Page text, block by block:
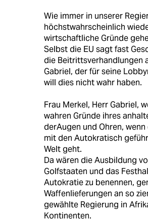
Wie immer in unserer
höchstwahrscheinlich
wirtschaftliche Gründe
Selbst die EU sagt fast
die Beitrittsverhandlungen
Gabriel, der für seine
will dies nicht wahr haben.
Frau Merkel, Herr Gabriel,
wahren Gründe ihres
derAugen und Ohren,
mit den Autokratisch
Welt geht.
Da wären die Ausbildung
Golfstaaten und das
Autokratie zu benennen,
Waffenlieferungen an so
gewählte Regierung in
Kontinenten.